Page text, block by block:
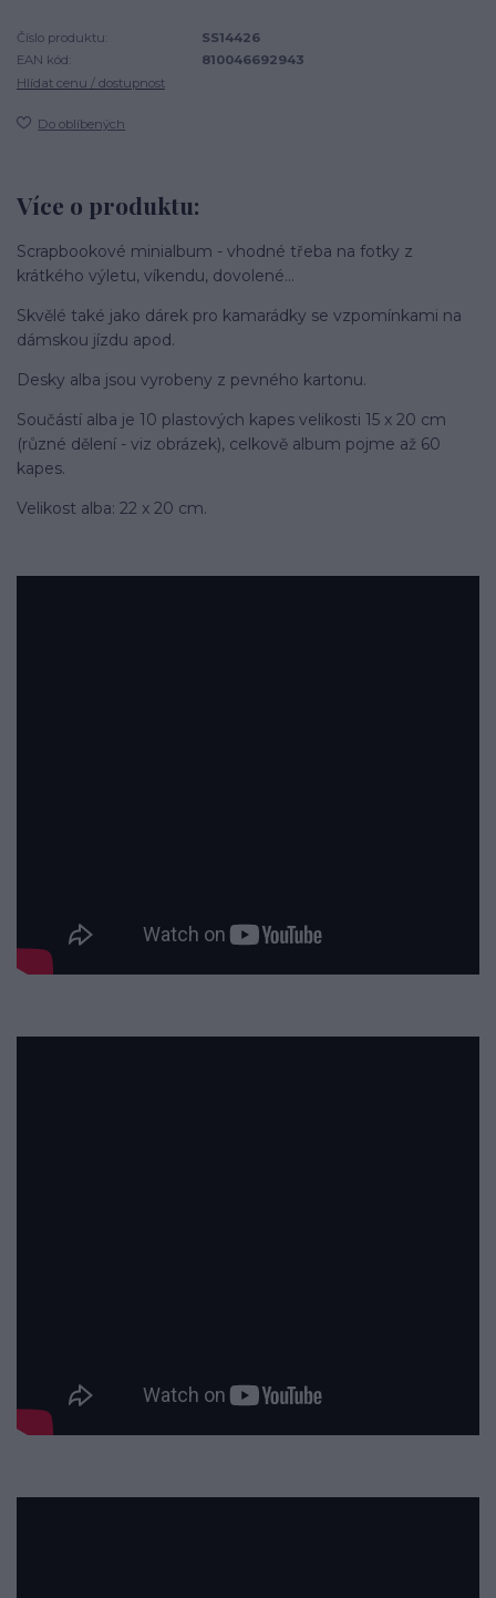
Číslo produktu:
SS14426
EAN kód:
810046692943
Hlídat cenu / dostupnost
Do oblíbených
Více o produktu:
Scrapbookové minialbum - vhodné třeba na fotky z
krátkého výletu, víkendu, dovolené...
Skvělé také jako dárek pro kamarádky se vzpomínkami na
dámskou jízdu apod.
Desky alba jsou vyrobeny z pevného kartonu.
Součástí alba je 10 plastových kapes velikosti 15 x 20 cm
(různé dělení - viz obrázek), celkově album pojme až 60
kapes.
Velikost alba: 22 x 20 cm.